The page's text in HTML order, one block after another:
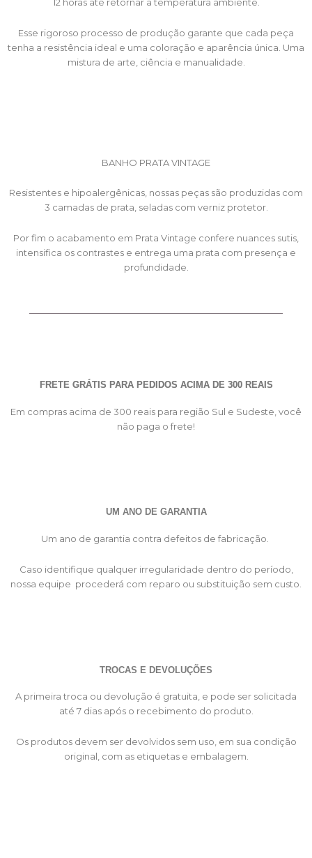
Esse rigoroso processo de produção garante que cada peça
tenha a resistência ideal e uma coloração e aparência única. Uma
mistura de arte, ciência e manualidade.
BANHO PRATA VINTAGE
Resistentes e hipoalergênicas, nossas peças são produzidas com
3 camadas de prata, seladas com verniz protetor.
Por fim o acabamento em Prata Vintage confere nuances sutis,
intensifica os contrastes e entrega uma prata com presença e
profundidade.
FRETE GRÁTIS PARA PEDIDOS ACIMA DE 300 REAIS
Em compras acima de 300 reais para região Sul e Sudeste, você
não paga o frete!
UM ANO DE GARANTIA
Um ano de garantia contra defeitos de fabricação.
Caso identifique qualquer irregularidade dentro do período,
nossa equipe procederá com reparo ou substituição sem custo.
TROCAS E DEVOLUÇÕES
A primeira troca ou devolução é gratuita, e pode ser solicitada
até 7 dias após o recebimento do produto.
Os produtos devem ser devolvidos sem uso, em sua condição
original, com as etiquetas e embalagem.